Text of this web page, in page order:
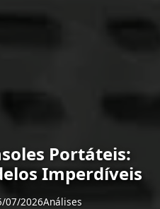
Portáteis:
Imperdíveis
07/2026Análises